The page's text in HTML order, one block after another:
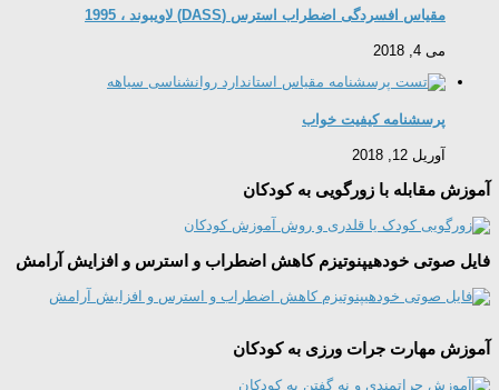
مقیاس افسردگی اضطراب استرس (DASS) لاویبوند ، 1995
می 4, 2018
پرسشنامه کیفیت خواب
آوریل 12, 2018
آموزش مقابله با زورگویی به کودکان
فایل صوتی خودهیپنوتیزم کاهش اضطراب و استرس و افزایش آرامش
آموزش مهارت جرات ورزی به کودکان